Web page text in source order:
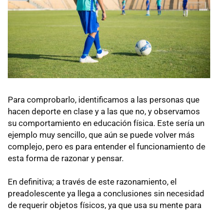
Para comprobarlo, identificamos a las personas que
hacen deporte en clase y a las que no, y observamos
su comportamiento en educación física. Este sería un
ejemplo muy sencillo, que aún se puede volver más
complejo, pero es para entender el funcionamiento de
esta forma de razonar y pensar.
En definitiva; a través de este razonamiento, el
preadolescente ya llega a conclusiones sin necesidad
de requerir objetos físicos, ya que usa su mente para